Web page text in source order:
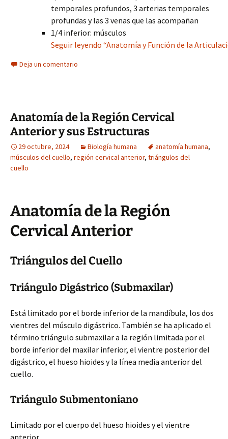
temporales profundos, 3 arterias temporales
profundas y las 3 venas que las acompañan
1/4 inferior: músculos
Seguir leyendo “Anatomía y Función de la
Deja un comentario
Anatomía de la Región Cervical
Anterior y sus Estructuras
29 octubre, 2024 Biología humana anatomía humana,
músculos del cuello, región cervical anterior, triángulos del
cuello
Anatomía de la Región
Cervical Anterior
Triángulos del Cuello
Triángulo Digástrico (Submaxilar)
Está limitado por el borde inferior de la mandíbula, los dos
vientres del músculo digástrico. También se ha aplicado el
término triángulo submaxilar a la región limitada por el
borde inferior del maxilar inferior, el vientre posterior del
digástrico, el hueso hioides y la línea media anterior del
cuello.
Triángulo Submentoniano
Limitado por el cuerpo del hueso hioides y el vientre
anterior